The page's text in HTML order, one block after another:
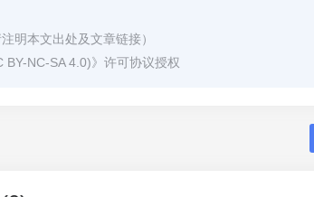
注明本文出处及文章链接）
BY-NC-SA 4.0)》许可协议授权